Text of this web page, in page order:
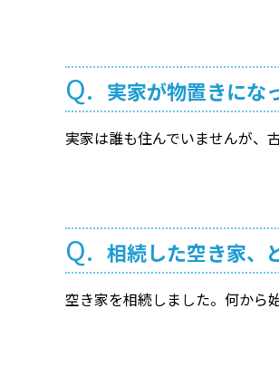
Q. 実家が物置きにな
実家は誰も住んでいませんが、
Q. 相続した空き家、
空き家を相続しました。何から